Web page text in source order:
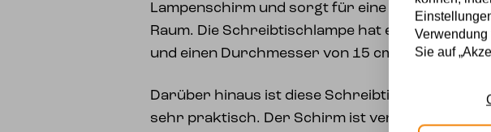
Lampenschirm und sorgt für eine sanfte Farbe
Raum. Die Schreibtischlampe hat eine Höhe von
und einen Durchmesser von 15 cm.
Darüber hinaus ist diese Schreibtischlampe
sehr praktisch. Der Schirm ist verstellbar,
Sie auf